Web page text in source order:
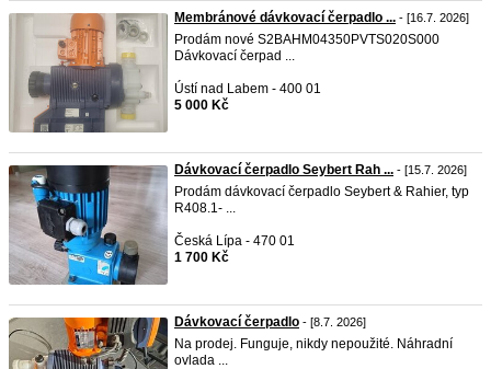
Membránové dávkovací čerpadlo ... - [16.7. 2026]
Prodám nové S2BAHM04350PVTS020S000
Dávkovací čerpad ...
Ústí nad Labem - 400 01
5 000 Kč
Dávkovací čerpadlo Seybert Rah ... - [15.7. 2026]
Prodám dávkovací čerpadlo Seybert & Rahier, typ
R408.1- ...
Česká Lípa - 470 01
1 700 Kč
Dávkovací čerpadlo - [8.7. 2026]
Na prodej. Funguje, nikdy nepoužité. Náhradní
ovlada ...